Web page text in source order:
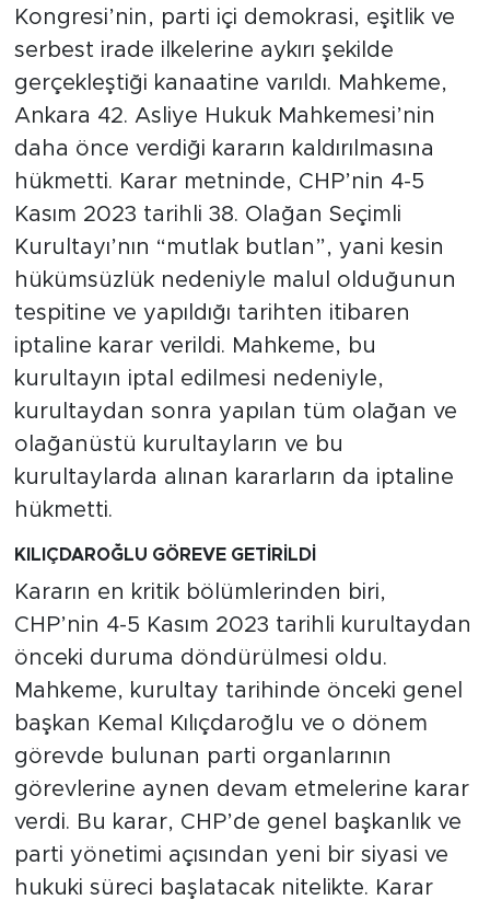
Kongresi’nin, parti içi demokrasi, eşitlik ve
serbest irade ilkelerine aykırı şekilde
gerçekleştiği kanaatine varıldı. Mahkeme,
Ankara 42. Asliye Hukuk Mahkemesi’nin
daha önce verdiği kararın kaldırılmasına
hükmetti. Karar metninde, CHP’nin 4-5
Kasım 2023 tarihli 38. Olağan Seçimli
Kurultayı’nın “mutlak butlan”, yani kesin
hükümsüzlük nedeniyle malul olduğunun
tespitine ve yapıldığı tarihten itibaren
iptaline karar verildi. Mahkeme, bu
kurultayın iptal edilmesi nedeniyle,
kurultaydan sonra yapılan tüm olağan ve
olağanüstü kurultayların ve bu
kurultaylarda alınan kararların da iptaline
hükmetti.
KILIÇDAROĞLU GÖREVE GETİRİLDİ
Kararın en kritik bölümlerinden biri,
CHP’nin 4-5 Kasım 2023 tarihli kurultaydan
önceki duruma döndürülmesi oldu.
Mahkeme, kurultay tarihinde önceki genel
başkan Kemal Kılıçdaroğlu ve o dönem
görevde bulunan parti organlarının
görevlerine aynen devam etmelerine karar
verdi. Bu karar, CHP’de genel başkanlık ve
parti yönetimi açısından yeni bir siyasi ve
hukuki süreci başlatacak nitelikte. Karar